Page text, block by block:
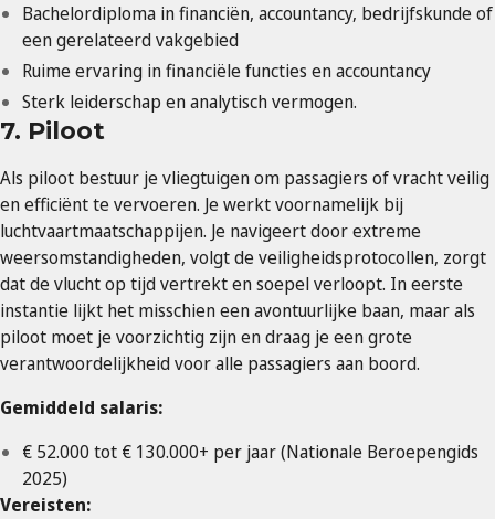
Bachelordiploma in financiën, accountancy, bedrijfskunde of
een gerelateerd vakgebied
Ruime ervaring in financiële functies en accountancy
Sterk leiderschap en analytisch vermogen.
7. Piloot
Als piloot bestuur je vliegtuigen om passagiers of vracht veilig
en efficiënt te vervoeren. Je werkt voornamelijk bij
luchtvaartmaatschappijen. Je navigeert door extreme
weersomstandigheden, volgt de veiligheidsprotocollen, zorgt
dat de vlucht op tijd vertrekt en soepel verloopt. In eerste
instantie lijkt het misschien een avontuurlijke baan, maar als
piloot moet je voorzichtig zijn en draag je een grote
verantwoordelijkheid voor alle passagiers aan boord.
Gemiddeld salaris:
€ 52.000 tot € 130.000+ per jaar (Nationale Beroepengids
2025)
Vereisten: